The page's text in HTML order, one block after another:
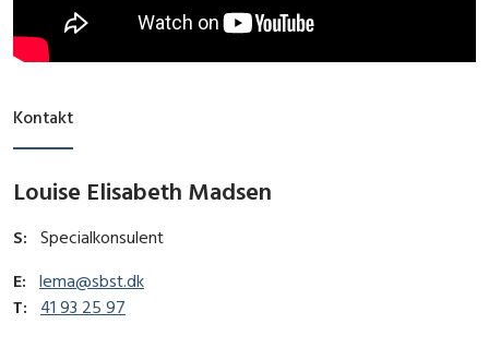
Kontakt
Louise Elisabeth Madsen
S:
Specialkonsulent
E:
lema@sbst.dk
T:
41 93 25 97